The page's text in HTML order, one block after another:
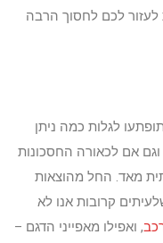
לעזור לכם לחסוך הרבה
לגלות כמה ניתן
אם לכאורה החסכונות
מאד. החל מהוצאות
קרובות אנו לא
, ואפילו מאפייני הדגם –